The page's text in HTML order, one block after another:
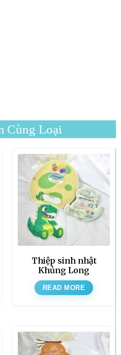
Cùng Loại
Thiệp sinh nhật
Khủng Long
READ MORE